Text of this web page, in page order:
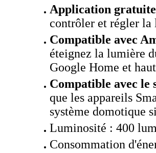
Application
contrôler et régler la
Compatible avec
éteignez la lumière
Google Home et
Compatible avec le
que les appareils
système domotique
Luminosité : 400
Consommation